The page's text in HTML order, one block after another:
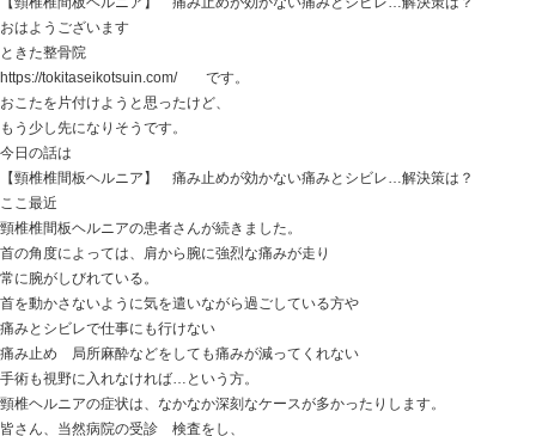
普段からクールダウンやケアができていないから・・・
そんな風に思っていたりしませんか？
ケガをするのは、しょうがないこと だと。
もちろん、運が悪く・・・ ということもあります。
でも、
ケガをする人 ケガの多い選手 など、
ケガをしてしまう理由というのは
案外しっかり存在する場合が多かったりします。
人によってその因子は違ってきますが、
その中でも多いのが
体の軸がブレている ということ。
自分のカラダの軸がブレているのに、整っていないこと